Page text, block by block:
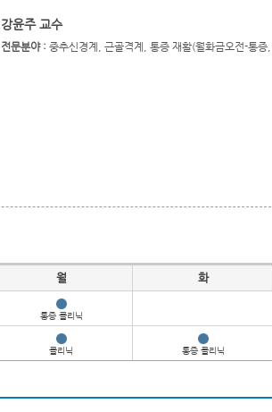
강윤주 교수
전문분야 : 중추신경계, 근골격계, 통증 재활(월화금오전-통
월 화
통증 클리닉
클리닉 통증 클리닉